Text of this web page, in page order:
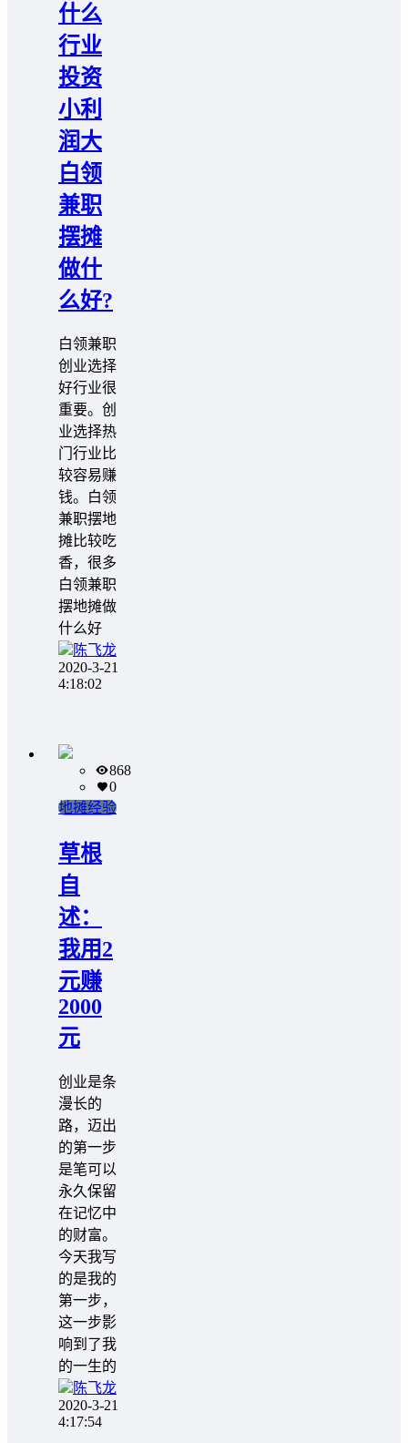
什么
行业
投资
小利
润大
白领
兼职
摆摊
做什
么好?
白领兼职
创业选择
好行业很
重要。创
业选择热
门行业比
较容易赚
钱。白领
兼职摆地
摊比较吃
香，很多
白领兼职
摆地摊做
什么好
陈飞龙
2020-3-21
4:18:02
868
0
地摊经验
草根
自
述：
我用2
元赚
2000
元
创业是条
漫长的
路，迈出
的第一步
是笔可以
永久保留
在记忆中
的财富。
今天我写
的是我的
第一步，
这一步影
响到了我
的一生的
陈飞龙
2020-3-21
4:17:54